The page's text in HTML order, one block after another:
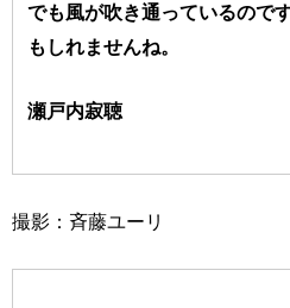
でも風が吹き通っているので
もしれませんね。
瀬戸内寂聴
撮影：斉藤ユーリ